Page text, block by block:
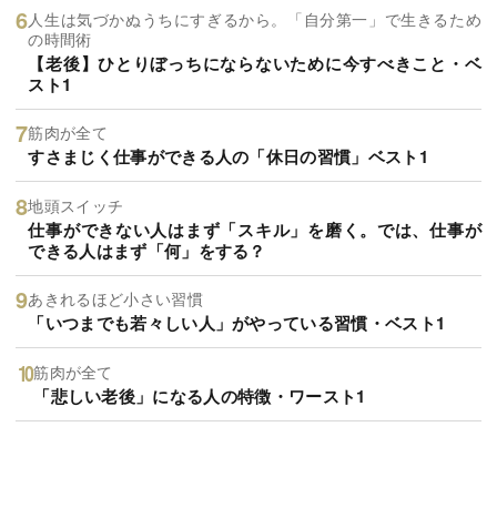
人生は気づかぬうちにすぎるから。「自分第一」で生きるため
の時間術
【老後】ひとりぼっちにならないために今すべきこと・ベ
スト1
筋肉が全て
すさまじく仕事ができる人の「休日の習慣」ベスト1
地頭スイッチ
仕事ができない人はまず「スキル」を磨く。では、仕事が
できる人はまず「何」をする？
あきれるほど小さい習慣
「いつまでも若々しい人」がやっている習慣・ベスト1
筋肉が全て
「悲しい老後」になる人の特徴・ワースト1